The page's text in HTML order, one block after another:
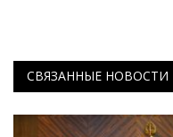
СВЯЗАННЫЕ НОВОСТИ